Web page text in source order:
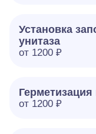
Установка
унитаза
от 1200 ₽
от 1200 ₽